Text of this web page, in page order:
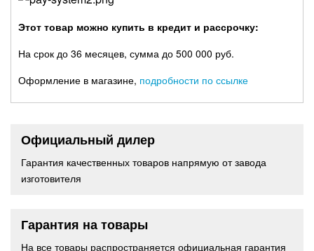
Этот товар можно купить в кредит и рассрочку:
На срок до 36 месяцев, сумма до 500 000 руб.
Оформление в магазине, подробности по ссылке
Официальный дилер
Гарантия качественных товаров напрямую от завода
изготовителя
Гарантия на товары
На все товары распространяется официальная гарантия